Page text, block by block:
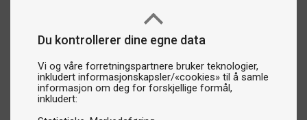
Du kontrollerer dine egne data
Vi og våre forretningspartnere bruker teknologier,
inkludert informasjonskapsler/«cookies» til å samle
informasjon om deg for forskjellige formål,
inkludert: